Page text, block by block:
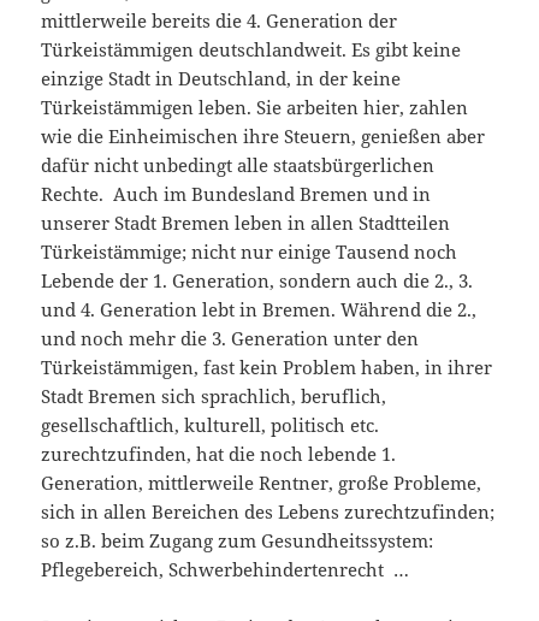
mittlerweile bereits die 4. Generation der
Türkeistämmigen deutschlandweit. Es gibt keine
einzige Stadt in Deutschland, in der keine
Türkeistämmigen leben. Sie arbeiten hier, zahlen
wie die Einheimischen ihre Steuern, genießen aber
dafür nicht unbedingt alle staatsbürgerlichen
Rechte. Auch im Bundesland Bremen und in
unserer Stadt Bremen leben in allen Stadtteilen
Türkeistämmige; nicht nur einige Tausend noch
Lebende der 1. Generation, sondern auch die 2., 3.
und 4. Generation lebt in Bremen. Während die 2.,
und noch mehr die 3. Generation unter den
Türkeistämmigen, fast kein Problem haben, in ihrer
Stadt Bremen sich sprachlich, beruflich,
gesellschaftlich, kulturell, politisch etc.
zurechtzufinden, hat die noch lebende 1.
Generation, mittlerweile Rentner, große Probleme,
sich in allen Bereichen des Lebens zurechtzufinden;
so z.B. beim Zugang zum Gesundheitssystem:
Pflegebereich, Schwerbehindertenrecht …